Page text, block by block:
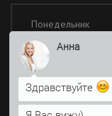
Понедельник
Вторник
Среда
Четверг
Пятница
Анна
Здравствуйте